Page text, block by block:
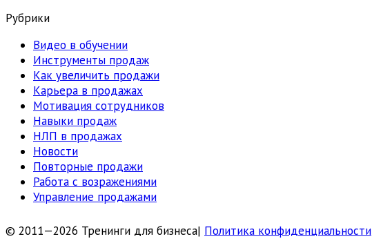
Рубрики
Видео в обучении
Инструменты продаж
Как увеличить продажи
Карьера в продажах
Мотивация сотрудников
Навыки продаж
НЛП в продажах
Новости
Повторные продажи
Работа с возражениями
Управление продажами
© 2011—2026 Тренинги для бизнеса| Политика конфиденциальности